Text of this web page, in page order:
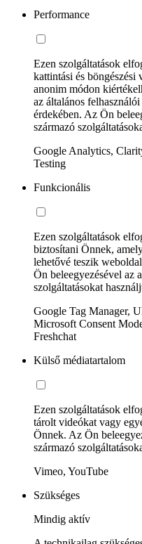
Performance
Ezen szolgáltatások
kattintási és
anonim módon
az általános
érdekében. Az Ön
származó
Google Analytics,
Testing
Funkcionális
Ezen szolgáltatások
biztosítani Önnek,
lehetővé teszik
Ön beleegyezésével az
szolgáltatásokat
Google Tag Manager,
Microsoft Consent
Freshchat
Külső médiatartalom
Ezen szolgáltatások
tárolt videókat vagy
Önnek. Az Ön
származó
Vimeo, YouTube
Szükséges
Mindig aktív